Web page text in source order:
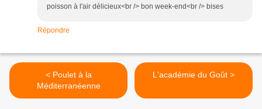
poisson à l'air délicieux<br /> bon week-end<br /> bises
Répondre
< Poulet à la
Méditerranéenne
L'académie du Goût >